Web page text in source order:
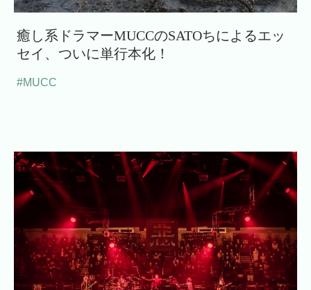
癒し系ドラマーMUCCのSATOちによるエッ
セイ、ついに単行本化！
#MUCC